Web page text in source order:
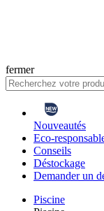
fermer
Nouveautés
Eco-
Conseils
Déstockage
Demander un
Piscine